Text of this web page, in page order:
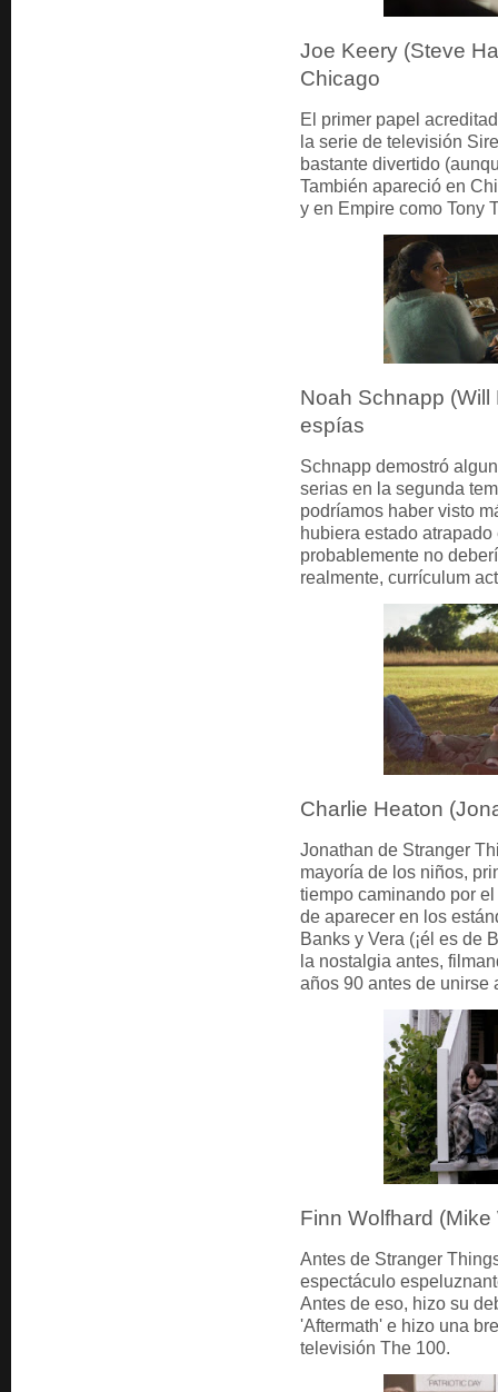
Joe Keery (Steve
Chicago
El primer papel
la serie de televisión
bastante divertido
También apareció en
y en Empire como Tony
Noah Schnapp
espías
Schnapp demostró
serias en la segunda
podríamos haber visto
hubiera estado
probablemente no
realmente, currículum
Charlie Heaton
Jonathan de Stranger
mayoría de los niños,
tiempo caminando por
de aparecer en los
Banks y Vera (¡él es de
la nostalgia antes,
años 90 antes de unirse
Finn Wolfhard
Antes de Stranger
espectáculo
Antes de eso, hizo su
'Aftermath' e hizo una
televisión The 100.